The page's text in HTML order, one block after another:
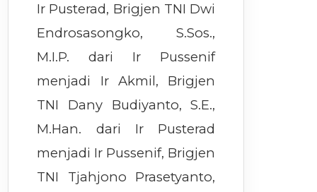
Ir Pusterad, Brigjen TNI Dwi
Endrosasongko, S.Sos.,
M.I.P. dari Ir Pussenif
menjadi Ir Akmil, Brigjen
TNI Dany Budiyanto, S.E.,
M.Han. dari Ir Pusterad
menjadi Ir Pussenif, Brigjen
TNI Tjahjono Prasetyanto,